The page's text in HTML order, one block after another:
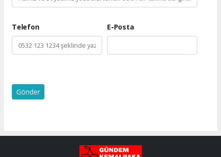
Telefon E-Posta
Gönder